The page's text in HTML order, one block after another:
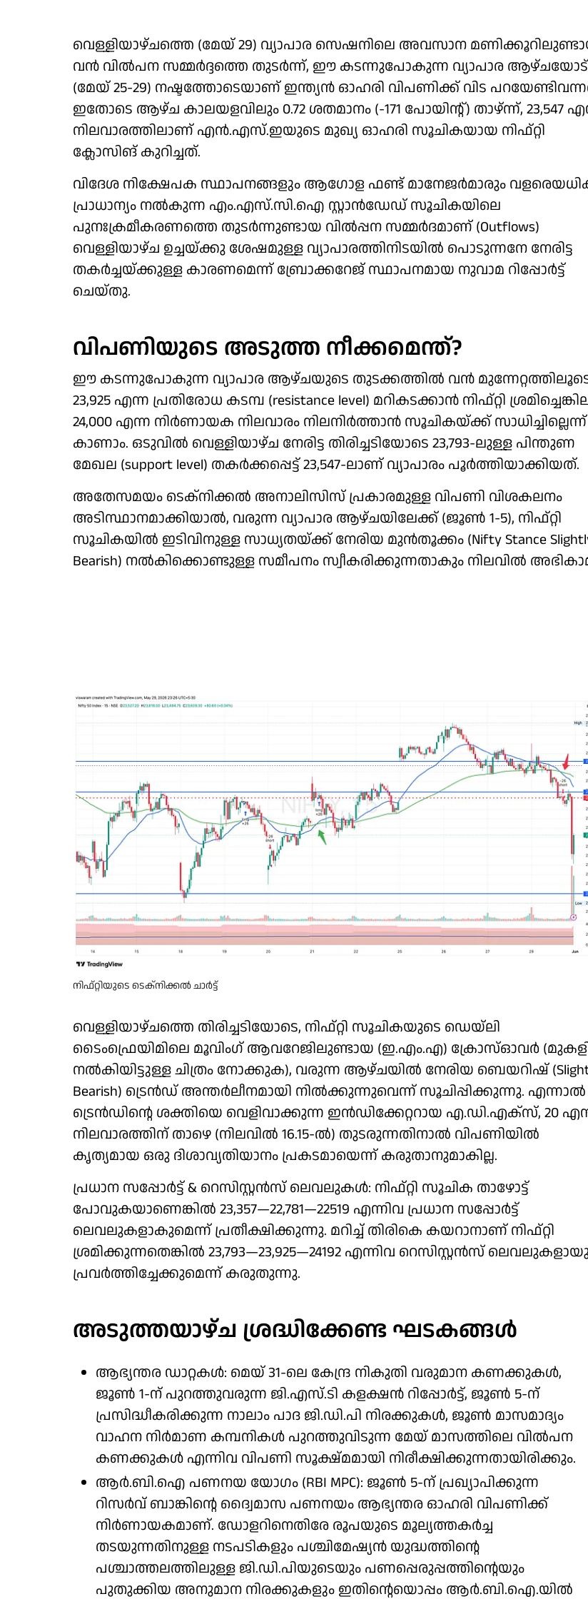
വെള്ളിയാഴ്ചത്തെ (മേയ് 29) വ്യാപാര സെഷനിലെ അവസാന
വൻ വിൽപന സമ്മർദ്ദത്തെ തുടർന്ന്, ഈ കടന്നുപോകുന്ന വ്യാപാര ആഴ്ചയോട്
(മേയ് 25-29) നഷ്ടത്തോടെയാണ് ഇന്ത്യൻ ഓഹരി വിപണിക്ക് വിട
ഇതോടെ ആഴ്ച കാലയളവിലും 0.72 ശതമാനം (-171 പോയിന്റ്) താഴ്ന്ന്, 23,547
നിലവാരത്തിലാണ് എൻ.എസ്.ഇയുടെ മുഖ്യ ഓഹരി സൂചികയായ നിഫ്റ്റി
ക്ലോസിങ് കുറിച്ചത്.
വിദേശ നിക്ഷേപക സ്ഥാപനങ്ങളും ആ​ഗോള ഫണ്ട് മാനേജർമാരും
പ്രാധാന്യം നൽകുന്ന എം.എസ്.സി.ഐ സ്റ്റാൻഡേഡ് സൂചികയിലെ
പുനഃക്രമീകരണത്തെ തുടർന്നുണ്ടായ വിൽപ്പന സമ്മർദമാണ് (Outflows)
വെള്ളിയാഴ്ച ഉച്ചയ്ക്കു ശേഷമുള്ള വ്യാപാരത്തിനിടയിൽ പൊടുന്നനേ നേരിട്ട
തകർച്ചയ്ക്കുള്ള കാരണമെന്ന് ബ്രോക്കറേജ് സ്ഥാപനമായ നുവാമ റിപ്പോർട്ട്
ചെയ്തു.
വിപണിയുടെ അടുത്ത നീക്കമെന്ത്?
ഈ കടന്നുപോകുന്ന വ്യാപാര ആഴ്ചയുടെ തുടക്കത്തിൽ വൻ
23,925 എന്ന പ്രതിരോധ കടമ്പ (resistance level) മറികടക്കാൻ നിഫ്റ്റി
24,000 എന്ന നിർണായക നിലവാരം നിലനിർത്താൻ സൂചികയ്ക്ക് സാധിച്ചില്ലെന്ന്
കാണാം. ഒടുവിൽ വെള്ളിയാഴ്ച നേരിട്ട തിരിച്ചടിയോടെ 23,793-ലുള്ള പിന്തുണ
മേഖല (support level) തകർക്കപ്പെട്ട് 23,547-ലാണ് വ്യാപാരം പൂർത്തിയാക്കിയത്.
അതേസമയം ടെക്നിക്കൽ അനാലിസിസ് പ്രകാരമുള്ള വിപണി വിശകലനം
അടിസ്ഥാനമാക്കിയാൽ, വരുന്ന വ്യാപാര ആഴ്ചയിലേക്ക് (ജൂൺ 1-5), നിഫ്റ്റി
സൂചികയിൽ ഇടിവിനുള്ള സാധ്യതയ്ക്ക് നേരിയ മുൻതൂക്കം (Nifty Stance
Bearish) നൽകിക്കൊണ്ടുള്ള സമീപനം സ്വീകരിക്കുന്നതാകും നിലവിൽ
നിഫ്റ്റിയുടെ ടെക്നിക്കൽ ചാർട്ട്
വെള്ളിയാഴ്ചത്തെ തിരിച്ചടിയോടെ, നിഫ്റ്റി സൂചികയുടെ ഡെയ്‍ലി
ടൈംഫ്രെയിമിലെ മൂവിംഗ് ആവറേജിലുണ്ടായ (ഇ.എം.എ) ക്രോസ്ഓവർ
നൽകിയിട്ടുള്ള ചിത്രം നോക്കുക), വരുന്ന ആഴ്ചയിൽ നേരിയ ബെയറിഷ്
Bearish) ട്രെൻഡ് അന്തർലീനമായി നിൽക്കുന്നുവെന്ന് സൂചിപ്പിക്കുന്നു. എന്നാൽ
ട്രെൻഡിന്റെ ശക്തിയെ വെളിവാക്കുന്ന ഇൻഡിക്കേറ്ററായ എ.ഡി.എക്സ്, 20
നിലവാരത്തിന് താഴെ (നിലവിൽ 16.15-ൽ) തുടരുന്നതിനാൽ വിപണിയിൽ
കൃത്യമായ ഒരു ദിശാവ്യതിയാനം പ്രകടമായെന്ന് കരുതാനുമാകില്ല.
പ്രധാന സപ്പോർട്ട് & റെസിസ്റ്റൻസ് ലെവലുകൾ: നിഫ്റ്റി സൂചിക താഴോട്ട്
പോവുകയാണെങ്കിൽ 23,357—22,781—22519 എന്നിവ പ്രധാന സപ്പോർട്ട്
ലെവലുകളാകുമെന്ന് പ്രതീക്ഷിക്കുന്നു. മറിച്ച് തിരികെ കയറാനാണ് നിഫ്റ്റി
ശ്രമിക്കുന്നതെങ്കിൽ 23,793—23,925—24192 എന്നിവ റെസി​സ്റ്റൻസ്
പ്രവർത്തിച്ചേക്കുമെന്ന് കരുതുന്നു.
അടുത്തയാഴ്ച ശ്രദ്ധിക്കേണ്ട ഘടകങ്ങൾ
ആഭ്യന്തര ഡാറ്റകൾ: മെയ് 31-ലെ കേന്ദ്ര നികുതി വരുമാന കണക്കുകൾ,
ജൂൺ 1-ന് പുറത്തുവരുന്ന ജി.എസ്.ടി കളക്ഷൻ റിപ്പോർട്ട്, ജൂൺ 5-ന്
പ്രസിദ്ധീകരിക്കുന്ന നാലാം പാദ ജി.ഡി.പി നിരക്കുകൾ, ജൂൺ മാസമാദ്യം
വാഹന നിർമാണ കമ്പനികൾ പുറത്തുവിടുന്ന മേയ് മാസത്തിലെ വിൽപന
കണക്കുകൾ എന്നിവ വിപണി സൂക്ഷ്മമായി നിരീക്ഷിക്കുന്നതായിരിക്കും.
ആർ.ബി.ഐ പണനയ യോഗം (RBI MPC): ജൂൺ 5-ന് പ്രഖ്യാപിക്കുന്ന
റിസർവ് ബാങ്കിന്റെ ദ്വൈമാസ പണനയം ആഭ്യന്തര ഓഹരി വിപണിക്ക്
നിർണായകമാണ്. ഡോളറിനെതിരേ രൂപയുടെ മൂല്യത്തകർച്ച
തടയുന്നതിനുള്ള നടപടികളും പശ്ചിമേഷ്യൻ യുദ്ധത്തിന്റെ
പശ്ചാത്തലത്തിലുള്ള ജി.ഡി.പിയുടെയും പണപ്പെരുപ്പത്തിന്റെയും
പുതുക്കിയ അനുമാന നിരക്കുകളും ഇതിന്റെയൊപ്പം ആർ.ബി.ഐ.യിൽ